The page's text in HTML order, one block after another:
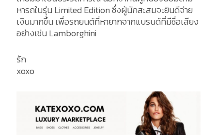
หารถในรุ่น Limited Edition ซึ่งผู้นักสะสมจะยินดีจ่าย
เงินมากขึ้น เพื่อรถยนต์ที่หายากจากแบรนด์ที่มีชื่อเสียง
อย่างเช่น Lamborghini
รัก
xoxo